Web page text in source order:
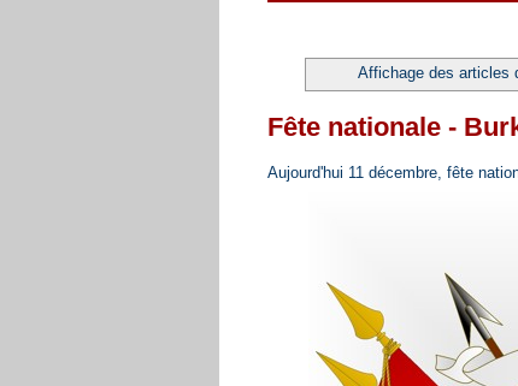
Affichage des articles
Fête nationale -
Aujourd'hui 11 décembre, fête